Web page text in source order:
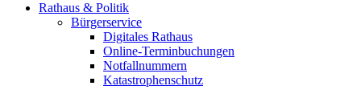
Rathaus & Politik
Bürgerservice
Digitales Rathaus
Online-Terminbuchungen
Notfallnummern
Katastrophenschutz